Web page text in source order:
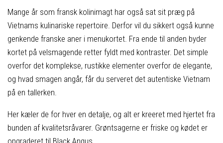
Mange år som fransk kolinimagt har også sat sit præg på
Vietnams kulinariske repertoire. Derfor vil du sikkert også kunne
genkende franske aner i menukortet. Fra ende til anden byder
kortet på velsmagende retter fyldt med kontraster. Det simple
overfor det komplekse, rustikke elementer overfor de elegante,
og hvad smagen angår, får du serveret det autentiske Vietnam
på en tallerken.
Her kæler de for hver en detalje, og alt er kreeret med hjertet fra
bunden af kvalitetsråvarer. Grøntsagerne er friske og kødet er
opgraderet til Black Angus.